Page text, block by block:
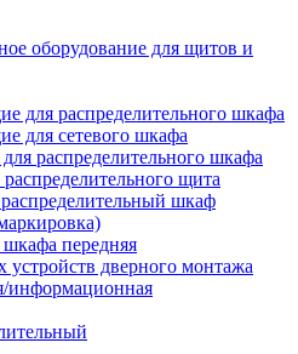
оборудование для щитов и
для распределительного шкафа
для сетевого шкафа
распределительного шкафа
щита
шкаф
шкафа передняя
устройств дверного монтажа
информационная